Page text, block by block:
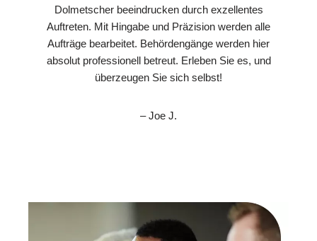
Dolmetscher beeindrucken durch exzellentes
Auftreten. Mit Hingabe und Präzision werden alle
Aufträge bearbeitet. Behördengänge werden hier
absolut professionell betreut. Erleben Sie es, und
überzeugen Sie sich selbst!
– Joe J.